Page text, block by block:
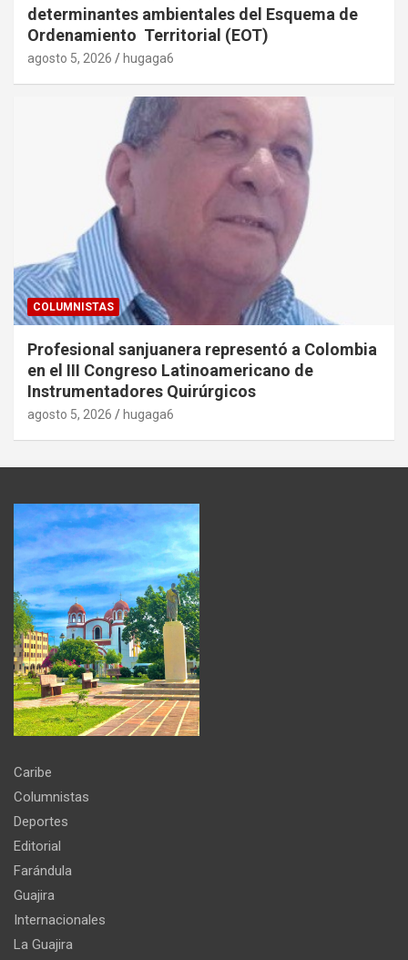
determinantes ambientales del Esquema de
Ordenamiento Territorial (EOT)
agosto 5, 2026 hugaga6
COLUMNISTAS
Profesional sanjuanera representó a Colombia
en el III Congreso Latinoamericano de
Instrumentadores Quirúrgicos
agosto 5, 2026 hugaga6
Caribe
Columnistas
Deportes
Editorial
Farándula
Guajira
Internacionales
La Guajira